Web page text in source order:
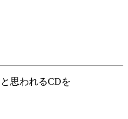
思われるCDを